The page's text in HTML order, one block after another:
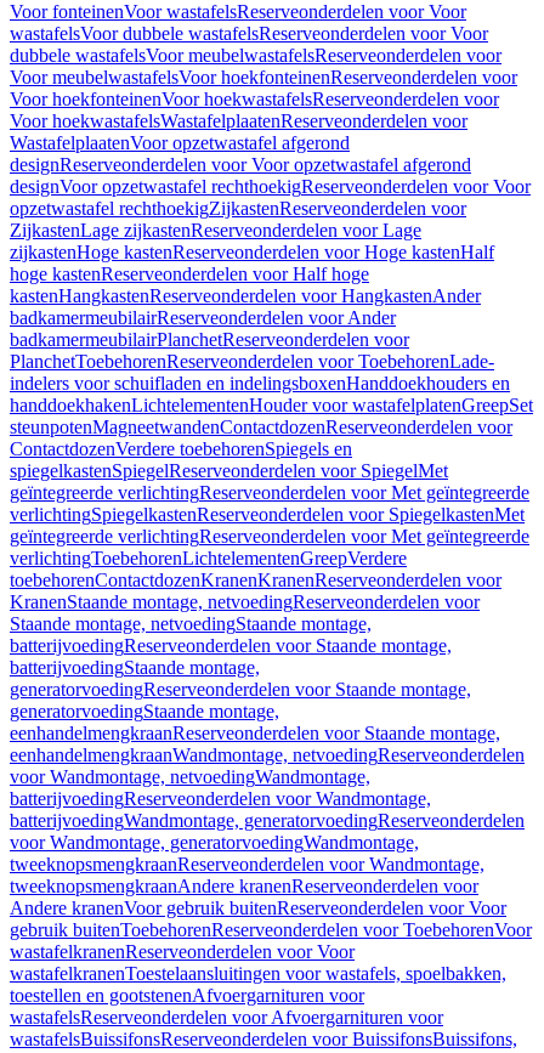
Voor fonteinenVoor wastafelsReserveonderdelen voor Voor
wastafelsVoor dubbele wastafelsReserveonderdelen voor Voor
dubbele wastafelsVoor meubelwastafelsReserveonderdelen voor
Voor meubelwastafelsVoor hoekfonteinenReserveonderdelen voor
Voor hoekfonteinenVoor hoekwastafelsReserveonderdelen voor
Voor hoekwastafelsWastafelplaatenReserveonderdelen voor
WastafelplaatenVoor opzetwastafel afgerond
designReserveonderdelen voor Voor opzetwastafel afgerond
designVoor opzetwastafel rechthoekigReserveonderdelen voor Voor
opzetwastafel rechthoekigZijkastenReserveonderdelen voor
ZijkastenLage zijkastenReserveonderdelen voor Lage
zijkastenHoge kastenReserveonderdelen voor Hoge kastenHalf
hoge kastenReserveonderdelen voor Half hoge
kastenHangkastenReserveonderdelen voor HangkastenAnder
badkamermeubilairReserveonderdelen voor Ander
badkamermeubilairPlanchetReserveonderdelen voor
PlanchetToebehorenReserveonderdelen voor ToebehorenLade-
indelers voor schuifladen en indelingsboxenHanddoekhouders en
handdoekhakenLichtelementenHouder voor wastafelplatenGreepSet
steunpotenMagneetwandenContactdozenReserveonderdelen voor
ContactdozenVerdere toebehorenSpiegels en
spiegelkastenSpiegelReserveonderdelen voor SpiegelMet
geïntegreerde verlichtingReserveonderdelen voor Met geïntegreerde
verlichtingSpiegelkastenReserveonderdelen voor SpiegelkastenMet
geïntegreerde verlichtingReserveonderdelen voor Met geïntegreerde
verlichtingToebehorenLichtelementenGreepVerdere
toebehorenContactdozenKranenKranenReserveonderdelen voor
KranenStaande montage, netvoedingReserveonderdelen voor
Staande montage, netvoedingStaande montage,
batterijvoedingReserveonderdelen voor Staande montage,
batterijvoedingStaande montage,
generatorvoedingReserveonderdelen voor Staande montage,
generatorvoedingStaande montage,
eenhandelmengkraanReserveonderdelen voor Staande montage,
eenhandelmengkraanWandmontage, netvoedingReserveonderdelen
voor Wandmontage, netvoedingWandmontage,
batterijvoedingReserveonderdelen voor Wandmontage,
batterijvoedingWandmontage, generatorvoedingReserveonderdelen
voor Wandmontage, generatorvoedingWandmontage,
tweeknopsmengkraanReserveonderdelen voor Wandmontage,
tweeknopsmengkraanAndere kranenReserveonderdelen voor
Andere kranenVoor gebruik buitenReserveonderdelen voor Voor
gebruik buitenToebehorenReserveonderdelen voor ToebehorenVoor
wastafelkranenReserveonderdelen voor Voor
wastafelkranenToestelaansluitingen voor wastafels, spoelbakken,
toestellen en gootstenenAfvoergarnituren voor
wastafelsReserveonderdelen voor Afvoergarnituren voor
wastafelsBuissifonsReserveonderdelen voor BuissifonsBuissifons,